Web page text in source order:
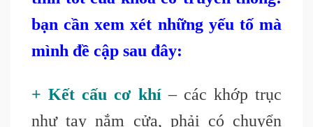
bạn cần xem xét những yếu tố mà
mình đề cập sau đây:
+ Kết cấu cơ khí– các khớp trục
như tay nắm cửa, phải có chuyển